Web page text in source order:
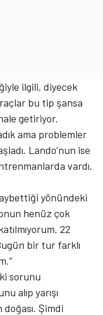
ilgili, diyecek
bu tip şansa
getiriyor.
ama problemler
Lando’nun ise
vardı.
yönündeki
henüz çok
22
bir tur farklı
sorunu
alıp yarışı
Şimdi